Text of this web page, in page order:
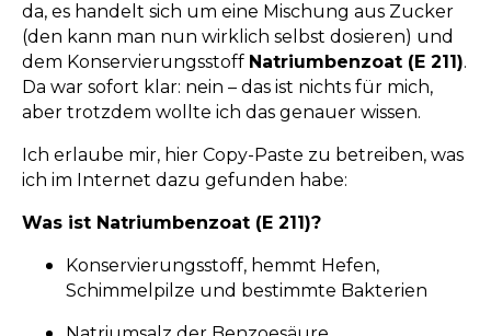
da, es handelt sich um eine Mischung aus Zucker
(den kann man nun wirklich selbst dosieren) und
dem Konservierungsstoff Natriumbenzoat (E 211).
Da war sofort klar: nein – das ist nichts für mich,
aber trotzdem wollte ich das genauer wissen.
Ich erlaube mir, hier Copy-Paste zu betreiben, was
ich im Internet dazu gefunden habe:
Was ist Natriumbenzoat (E 211)?
Konservierungsstoff, hemmt Hefen,
Schimmelpilze und bestimmte Bakterien